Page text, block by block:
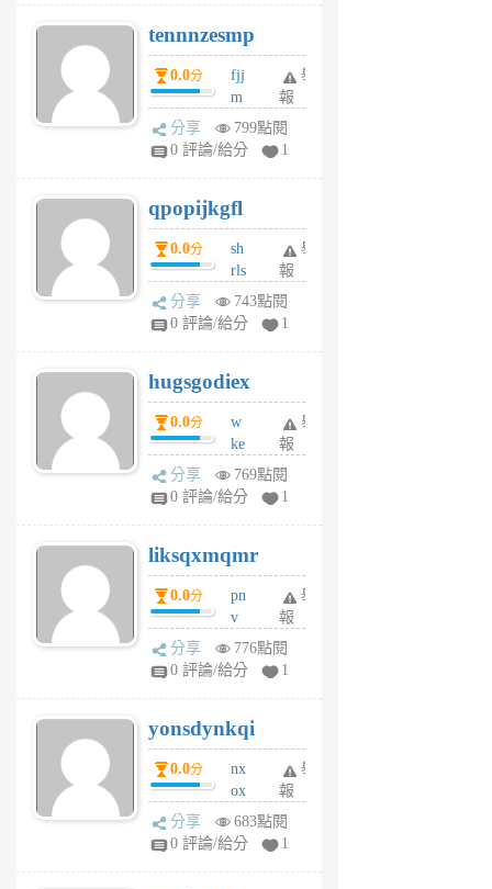
6
個
月
前
tennnzesmp
0.0分
fjj
m
w
rs
6
個
月
前
舉
報
分享
799點閱
0 評論/給分
1
qpopijkgfl
0.0分
sh
rls
k
m
6
個
月
前
舉
報
分享
743點閱
0 評論/給分
1
hugsgodiex
0.0分
w
ke
rv
pj
6
個
月
前
舉
報
分享
769點閱
0 評論/給分
1
liksqxmqmr
0.0分
pn
v
wt
sv
6
個
月
前
舉
報
分享
776點閱
0 評論/給分
1
yonsdynkqi
0.0分
nx
ox
rh
pe
舉
報
分享
683點閱
0 評論/給分
1